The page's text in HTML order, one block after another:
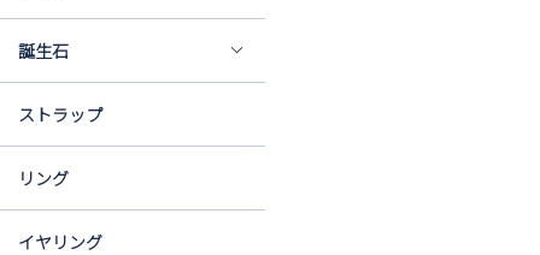
誕生石
ストラップ
リング
イヤリング